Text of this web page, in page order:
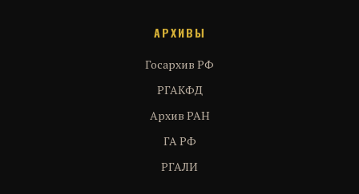
АРХИВЫ
Госархив РФ
РГАКФД
Архив РАН
ГА РФ
РГАЛИ